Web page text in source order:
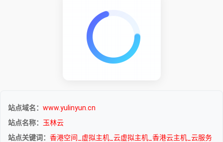
站点域名： www.yulinyun.cn
站点名称： 玉林云
站点关键词： 香港空间_虚拟主机_云虚拟主机_香港云主机_云服务